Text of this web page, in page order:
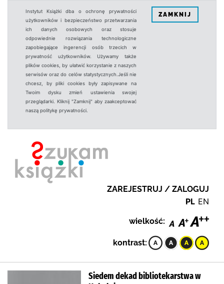
Instytut Książki dba o ochronę prywatności
użytkowników i bezpieczeństwo przetwarzania
ich danych osobowych oraz stosuje
odpowiednie rozwiązania technologiczne
zapobiegające ingerencji osób trzecich w
prywatność użytkowników. Używamy także
plików cookies, by ułatwić korzystanie z naszych
serwisów oraz do celów statystycznych.Jeśli nie
chcesz, by pliki cookies były zapisywane na
Twoim dysku zmień ustawienia swojej
przeglądarki. Kliknij "Zamknij" aby zaakceptować
naszą politykę prywatności.
ZAMKNIJ
ZAREJESTRUJ / ZALOGUJ
PL EN
wielkość:
kontrast:
Siedem dekad bibliotekarstwa w